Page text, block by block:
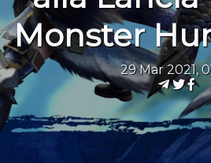
Monster
29 Mar 2021,